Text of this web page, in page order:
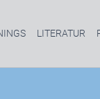
LITERATUR